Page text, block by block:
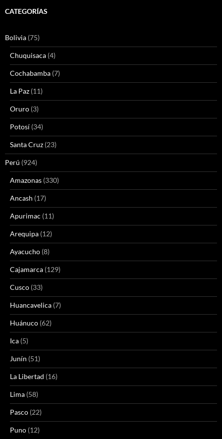
CATEGORÍAS
Bolivia (75)
Chuquisaca (4)
Cochabamba (7)
La Paz (11)
Oruro (3)
Potosí (34)
Santa Cruz (23)
Perú (924)
Amazonas (330)
Ancash (17)
Apurimac (11)
Arequipa (12)
Ayacucho (8)
Cajamarca (129)
Cusco (33)
Huancavelica (7)
Huánuco (62)
Ica (5)
Junín (51)
La Libertad (16)
Lima (58)
Pasco (22)
Puno (12)